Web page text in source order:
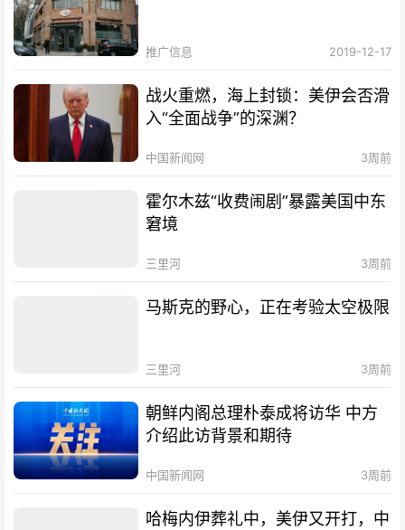
推广信息 2019-12-17
战火重燃，海上封锁：美伊会否滑
入“全面战争”的深渊？
中国新闻网 3周前
霍尔木兹“收费闹剧”暴露美国中东
窘境
三里河 3周前
马斯克的野心，正在考验太空极限
三里河 3周前
朝鲜内阁总理朴泰成将访华 中方
介绍此访背景和期待
中国新闻网 3周前
哈梅内伊葬礼中，美伊又开打，中